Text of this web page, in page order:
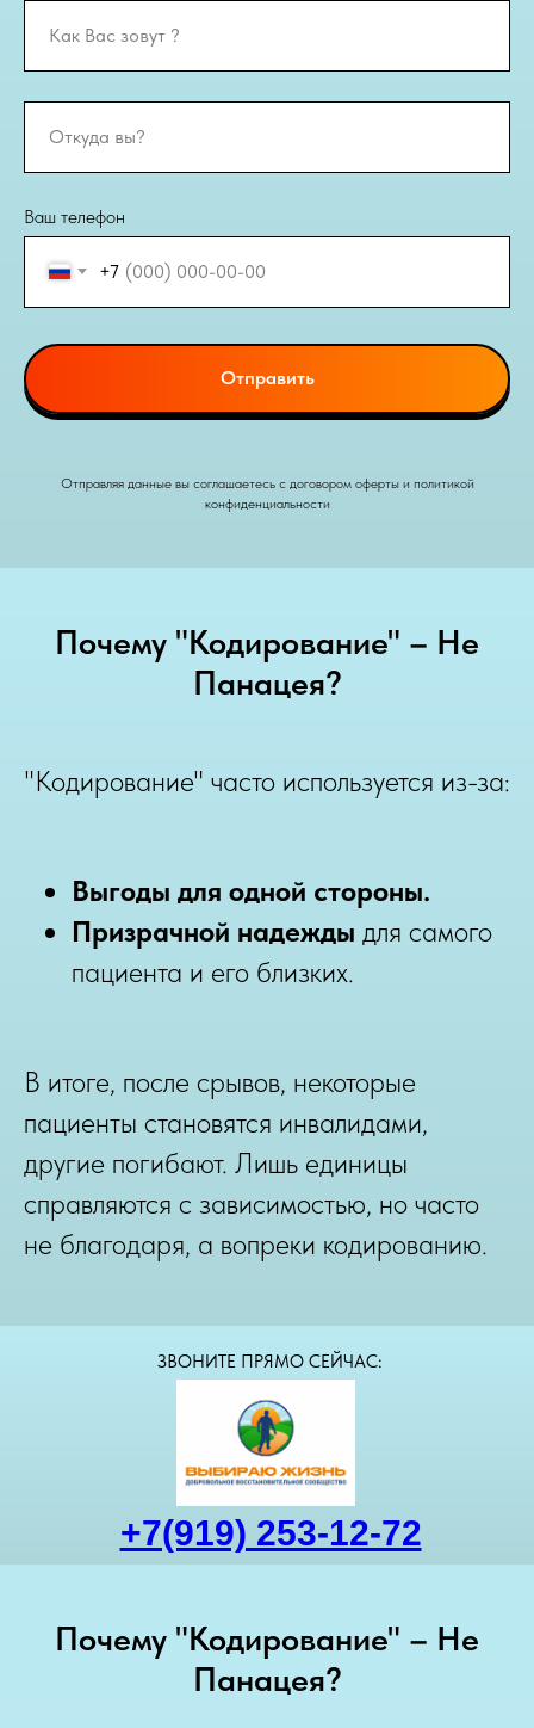
Ваш телефон
+7
Отправить
Отправляя данные вы соглашаетесь с договором оферты и политикой
конфиденциальности
Почему "Кодирование" – Не
Панацея?
"Кодирование" часто используется из-за:
Выгоды для одной стороны.
Призрачной надежды для самого
пациента и его близких.
В итоге, после срывов, некоторые
пациенты становятся инвалидами,
другие погибают. Лишь единицы
справляются с зависимостью, но часто
не благодаря, а вопреки кодированию.
+7(919) 253-12-72
ЗВОНИТЕ ПРЯМО СЕЙЧАС:
Почему "Кодирование" – Не
Панацея?